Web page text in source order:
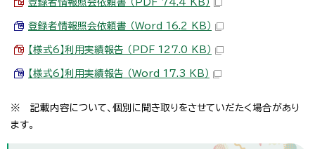
登録者情報照会依頼書 （PDF 74.4 KB）
登録者情報照会依頼書 （Word 16.2 KB）
【様式6】利用実績報告 （PDF 127.0 KB）
【様式6】利用実績報告 （Word 17.3 KB）
※ 記載内容について、個別に聞き取りをさせていだたく場合があり
ます。